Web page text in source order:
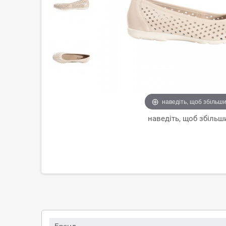
наведіть, щоб
наведіть, щоб